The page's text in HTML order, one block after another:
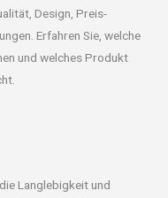
Design, Preis-
Erfahren Sie, welche
und welches Produkt
Langlebigkeit und